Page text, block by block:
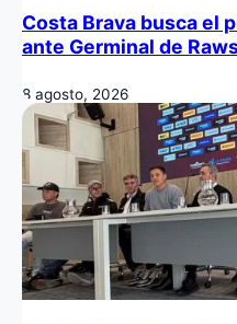
Costa Brava busca el
ante Germinal de
8 agosto, 2026